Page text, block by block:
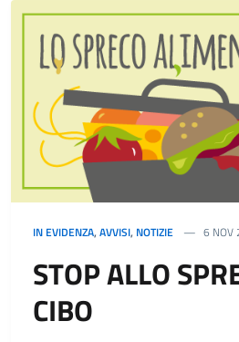
IN EVIDENZA, AVVISI, NOTIZIE 6 NOV
STOP ALLO
CIBO